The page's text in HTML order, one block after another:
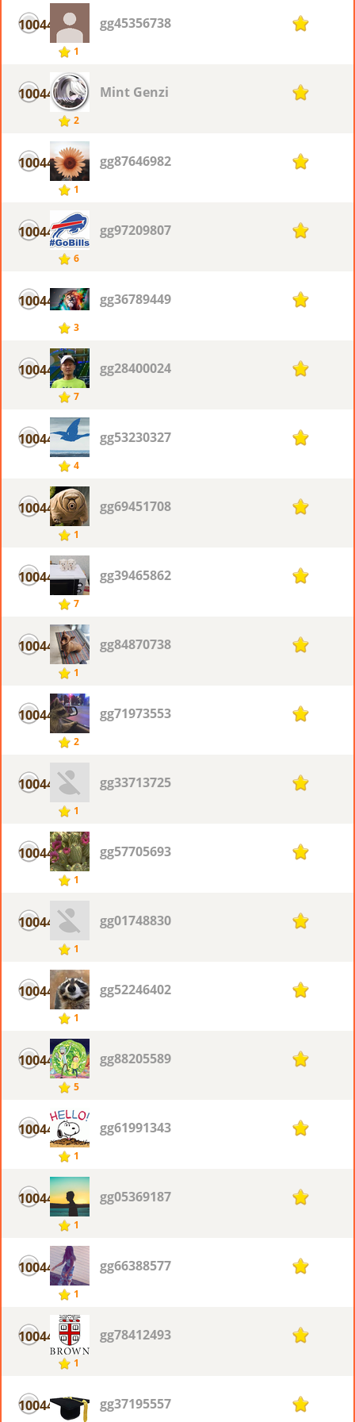
10044
1
gg45356738 1
10044
2
Mint Genzi 1
10044
1
gg87646982 1
10044
6
gg97209807 1
10044
3
gg36789449 1
10044
7
gg28400024 1
10044
4
gg53230327 1
10044
1
gg69451708 1
10044
7
gg39465862 1
10044
1
gg84870738 1
10044
2
gg71973553 1
10044
1
gg33713725 1
10044
1
gg57705693 1
10044
1
gg01748830 1
10044
1
gg52246402 1
10044
5
gg88205589 1
10044
1
gg61991343 1
10044
1
gg05369187 1
10044
1
gg66388577 1
10044
1
gg78412493 1
10044 gg37195557 1